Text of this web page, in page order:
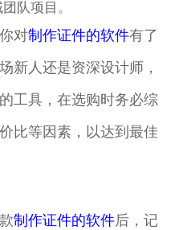
队项目。
对制作证件的软件有了
新人还是资深设计师，
工具，在选购时务必综
比等因素，以达到最佳
制作证件的软件后，记